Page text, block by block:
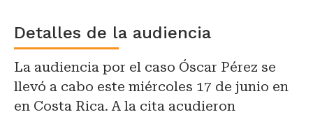
Detalles de la audiencia
La audiencia por el caso Óscar Pérez se
llevó a cabo este miércoles 17 de junio en
en Costa Rica. A la cita acudieron